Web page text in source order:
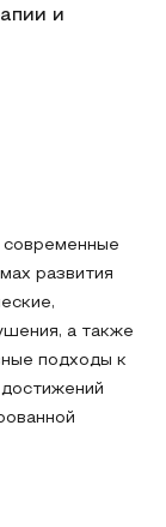
и
современные
развития
а также
подходы к